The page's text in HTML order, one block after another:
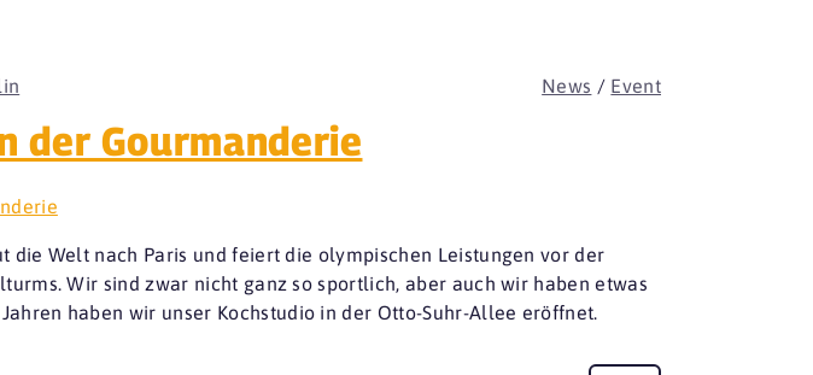
News / Event
der Gourmanderie
die Welt nach Paris und feiert die olympischen Leistungen vor der
Wir sind zwar nicht ganz so sportlich, aber auch wir haben etwas
haben wir unser Kochstudio in der Otto-Suhr-Allee eröffnet.